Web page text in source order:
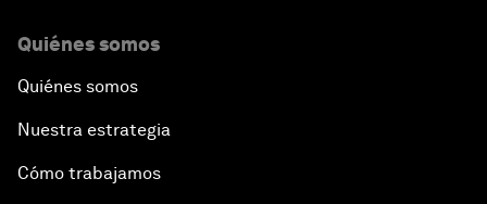
Quiénes somos
Quiénes somos
Nuestra estrategia
Cómo trabajamos